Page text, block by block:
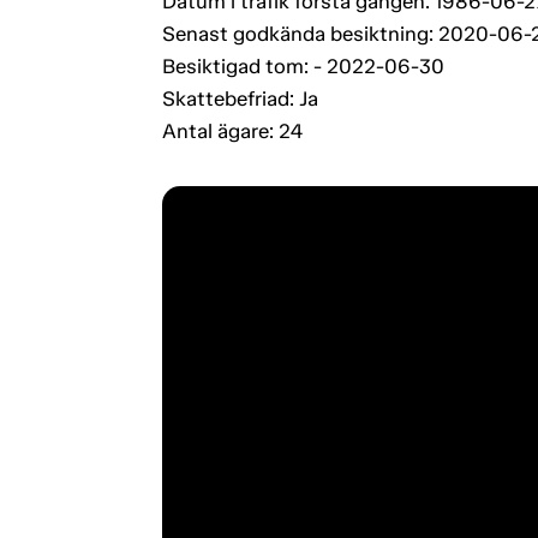
Senast godkända besiktning: 2020-06-
Besiktigad tom: - 2022-06-30
Skattebefriad: Ja
Antal ägare: 24